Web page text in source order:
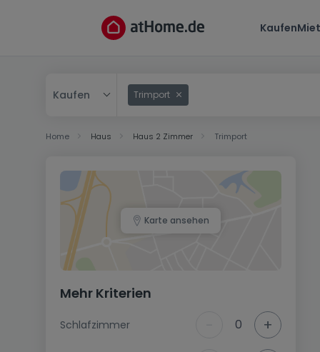
Kaufen
Kaufen Trimport
Home Haus Haus 2 Zimmer Trimport
Karte ansehen
Mehr Kriterien
Schlafzimmer 0 +